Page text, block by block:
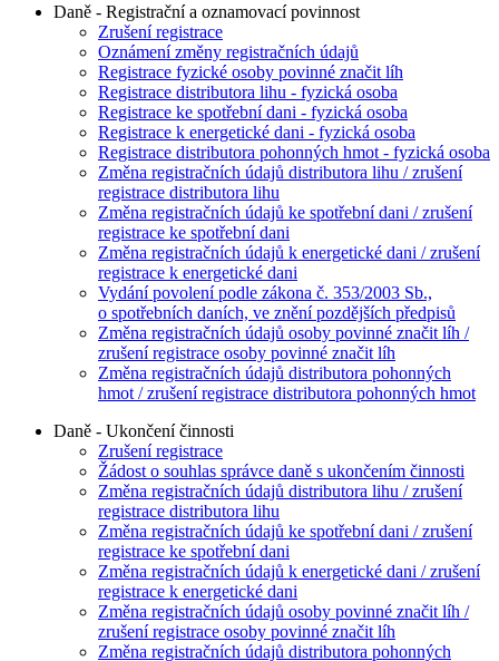
Daně - Registrační a oznamovací povinnost
Zrušení registrace
Oznámení změny registračních údajů
Registrace fyzické osoby povinné značit líh
Registrace distributora lihu - fyzická osoba
Registrace ke spotřební dani - fyzická osoba
Registrace k energetické dani - fyzická osoba
Registrace distributora pohonných hmot - fyzická osoba
Změna registračních údajů distributora lihu / zrušení
registrace distributora lihu
Změna registračních údajů ke spotřební dani / zrušení
registrace ke spotřební dani
Změna registračních údajů k energetické dani / zrušení
registrace k energetické dani
Vydání povolení podle zákona č. 353/2003 Sb.,
o spotřebních daních, ve znění pozdějších předpisů
Změna registračních údajů osoby povinné značit líh /
zrušení registrace osoby povinné značit líh
Změna registračních údajů distributora pohonných
hmot / zrušení registrace distributora pohonných hmot
Daně - Ukončení činnosti
Zrušení registrace
Žádost o souhlas správce daně s ukončením činnosti
Změna registračních údajů distributora lihu / zrušení
registrace distributora lihu
Změna registračních údajů ke spotřební dani / zrušení
registrace ke spotřební dani
Změna registračních údajů k energetické dani / zrušení
registrace k energetické dani
Změna registračních údajů osoby povinné značit líh /
zrušení registrace osoby povinné značit líh
Změna registračních údajů distributora pohonných